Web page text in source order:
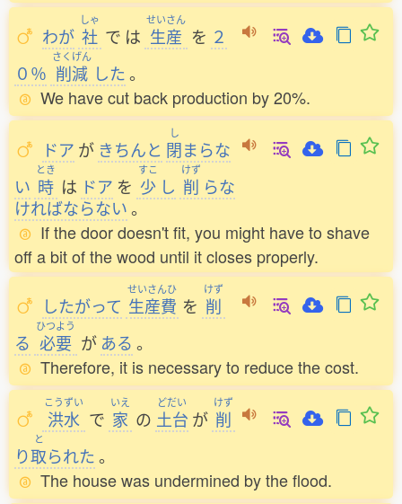
わが
しゃ
社 で は
せいさん
生産 を ２
０％
さくげん
削減 した。
We have cut back production by 20%.
ドア が きちんと
し
閉まらな
い
とき
時 は ドア を
すこ
少 し
けず
削 らな
ければならない。
If the door doesn't fit, you might have to shave
off a bit of the wood until it closes properly.
したがって
せいさんひ
生産費 を
けず
削
る
ひつよう
必要 が ある 。
Therefore, it is necessary to reduce the cost.
こうずい
洪水 で
いえ
家 の
どだい
土台 が
けず
削
り
と
取られた。
The house was undermined by the flood.